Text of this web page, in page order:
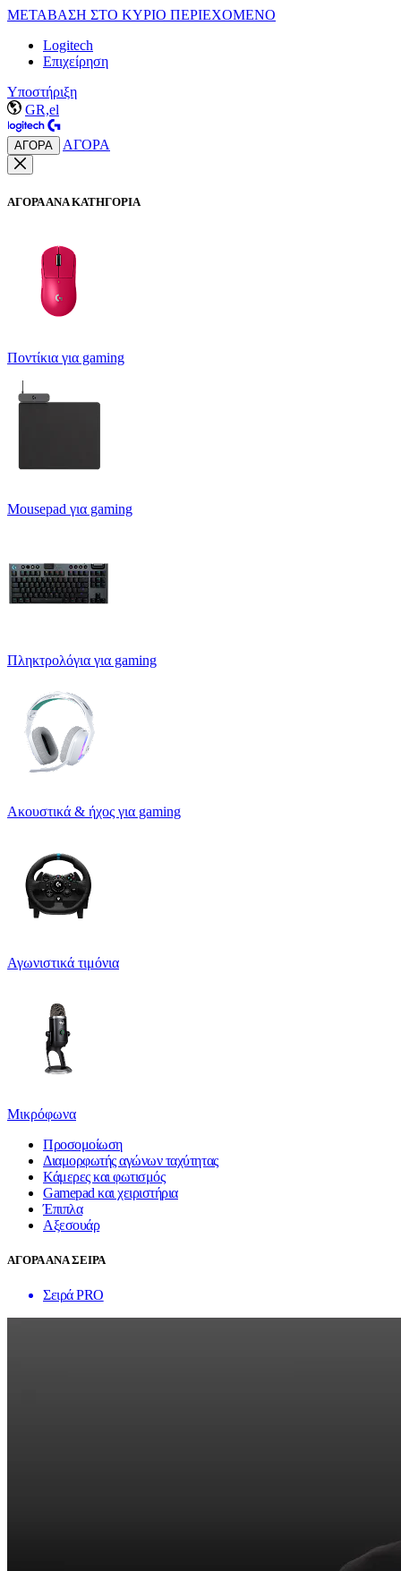
ΜΕΤΑΒΑΣΗ ΣΤΟ ΚΥΡΙΟ ΠΕΡΙΕΧΟΜΕΝΟ
Logitech
Επιχείρηση
Υποστήριξη
GR,el
ΑΓΟΡΑ ΑΓΟΡΑ
ΑΓΟΡΑ ΑΝΑ ΚΑΤΗΓΟΡΙΑ
Ποντίκια για gaming
Mousepad για gaming
Πληκτρολόγια για gaming
Ακουστικά & ήχος για gaming
Αγωνιστικά τιμόνια
Μικρόφωνα
Προσομοίωση
Διαμορφωτής αγώνων ταχύτητας
Κάμερες και φωτισμός
Gamepad και χειριστήρια
Έπιπλα
Αξεσουάρ
ΑΓΟΡΑ ΑΝΑ ΣΕΙΡΑ
Σειρά PRO